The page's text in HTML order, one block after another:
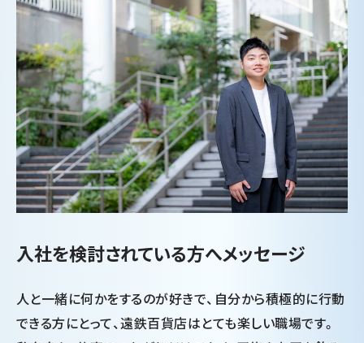
入社を検討されている方へメッセージ
人と一緒に何かをするのが好きで、自分から積極的に行動
できる方にとって、遠鉄百貨店はとても楽しい職場です。